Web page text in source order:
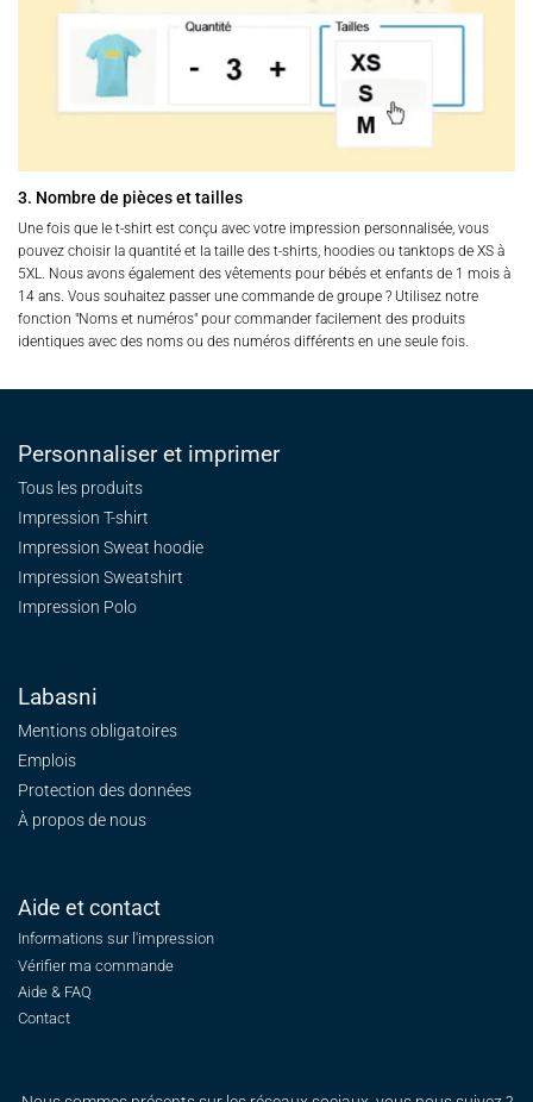
3. Nombre de pièces et tailles
Une fois que le t-shirt est conçu avec votre impression personnalisée, vous
pouvez choisir la quantité et la taille des t-shirts, hoodies ou tanktops de XS à
5XL. Nous avons également des vêtements pour bébés et enfants de 1 mois à
14 ans. Vous souhaitez passer une commande de groupe ? Utilisez notre
fonction "Noms et numéros" pour commander facilement des produits
identiques avec des noms ou des numéros différents en une seule fois.
Personnaliser et imprimer
Tous les produits
Impression T-shirt
Impression Sweat hoodie
Impression Sweatshirt
Impression Polo
Labasni
Mentions obligatoires
Emplois
Protection des données
À propos de nous
Aide et contact
Informations sur l'impression
Vérifier ma commande
Aide & FAQ
Contact